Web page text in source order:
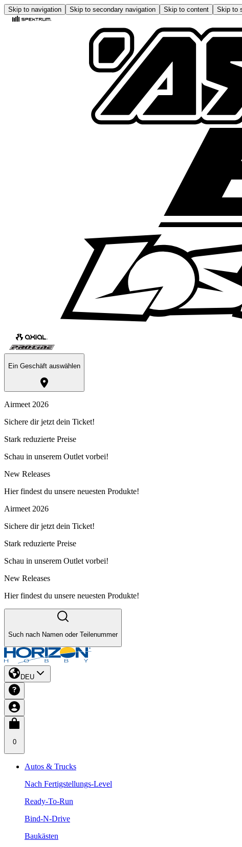
Skip to navigation Skip to secondary navigation Skip to content Skip to
Ein Geschäft auswählen
Airmeet 2026
Sichere dir jetzt dein Ticket!
Stark reduzierte Preise
Schau in unserem Outlet vorbei!
New Releases
Hier findest du unsere neuesten Produkte!
Airmeet 2026
Sichere dir jetzt dein Ticket!
Stark reduzierte Preise
Schau in unserem Outlet vorbei!
New Releases
Hier findest du unsere neuesten Produkte!
Such nach Namen oder Teilenummer
DEU
0
Autos & Trucks
Nach Fertigstellungs-Level
Ready-To-Run
Bind-N-Drive
Baukästen